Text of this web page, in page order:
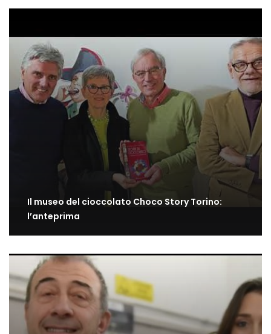
Il museo del cioccolato Choco Story Torino:
l’anteprima